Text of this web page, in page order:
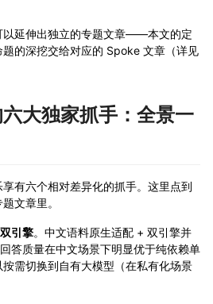
以延伸出独立的专题文章——本文的定
的深挖交给对应的 Spoke 文章（详见
大独家抓手：全景一
有六个相对差异化的抓手。这里点到
文章里。
引擎。中文语料原生适配 + 双引擎并
答质量在中文场景下明显优于纯依赖单
需切换到自有大模型（在私有化场景